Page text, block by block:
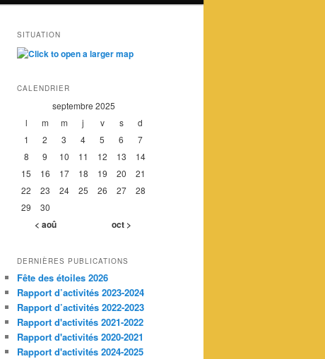
SITUATION
CALENDRIER
septembre 2025
l
m m j v s
d
1
2 3 4 5 6
7
8
9 10 11 12 13
14
15
16 17 18 19 20
21
22
23 24 25 26 27
28
29
30
< aoû oct >
DERNIÈRES PUBLICATIONS
Fête des étoiles 2026
Rapport d’activités 2023-2024
Rapport d’activités 2022-2023
Rapport d'activités 2021-2022
Rapport d'activités 2020-2021
Rapport d'activités 2024-2025